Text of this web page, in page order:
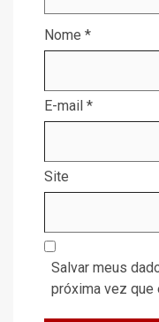
Nome *
E-mail *
Site
Salvar meus
próxima vez que